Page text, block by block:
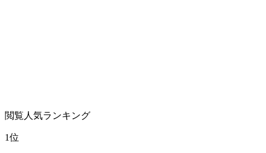
閲覧人気ランキング
1位